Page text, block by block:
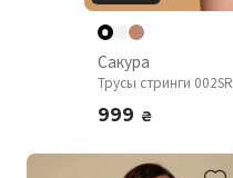
Сакура
Трусы стринги 002SR
999 ₴